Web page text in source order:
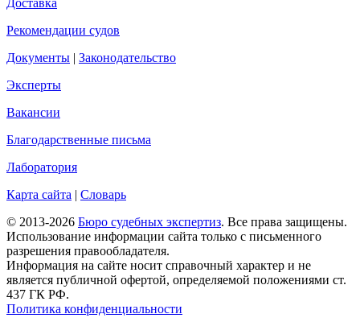
Рекомендации судов
Документы | Законодательство
Эксперты
Вакансии
Благодарственные письма
Лаборатория
Карта сайта | Словарь
© 2013-2026 Бюро судебных экспертиз. Все права защищены.
Использование информации сайта только с письменного
разрешения правообладателя.
Информация на сайте носит справочный характер и не
является публичной офертой, определяемой положениями ст.
437 ГК РФ.
Политика конфиденциальности